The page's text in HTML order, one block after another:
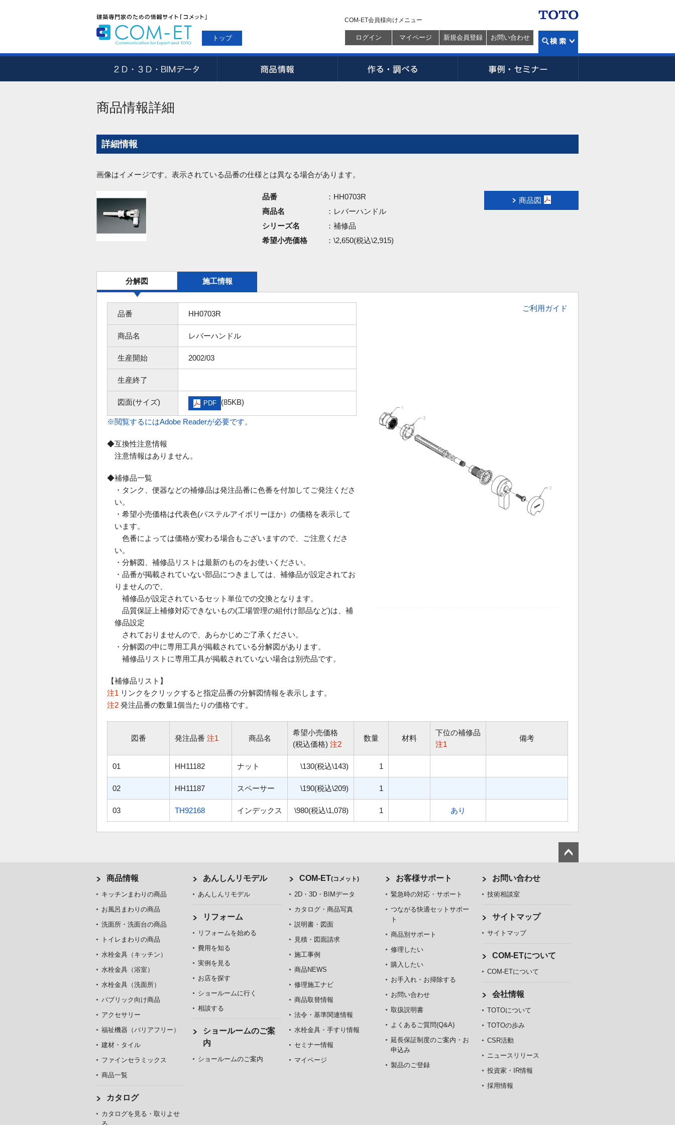
トップ
COM-ET会員様向けメニュー
ログイン マイページ 新規会員登録 お問い合わせ
商品情報詳細
詳細情報
画像はイメージです。表示されている品番の仕様とは異なる場合があります。
品番
：HH0703R
商品名
：レバーハンドル
シリーズ名
：補修品
希望小売価格
：\2,650(税込\2,915)
商品図
分解図 施工情報
品番 HH0703R
商品名 レバーハンドル
生産開始 2002/03
生産終了
図面(サイズ) PDF (85KB)
※閲覧するにはAdobe Readerが必要です。
◆互換性注意情報
注意情報はありません。
◆補修品一覧
・タンク、便器などの補修品は発注品番に色番を付加してご発注くださ
い。
・希望小売価格は代表色(パステルアイボリーほか）の価格を表示して
います。
色番によっては価格が変わる場合もございますので、ご注意くださ
い。
・分解図、補修品リストは最新のものをお使いください。
・品番が掲載されていない部品につきましては、補修品が設定されてお
りませんので、
補修品が設定されているセット単位での交換となります。
品質保証上補修対応できないもの(工場管理の組付け部品など)は、補
修品設定
されておりませんので、あらかじめご了承ください。
・分解図の中に専用工具が掲載されている分解図があります。
補修品リストに専用工具が掲載されていない場合は別売品です。
ご利用ガイド
【補修品リスト】
注1 リンクをクリックすると指定品番の分解図情報を表示します。
注2 発注品番の数量1個当たりの価格です。
図番 発注品番 注1 商品名
希望小売価格
(税込価格) 注2
数量 材料
下位の補修品
注1
備考
01 HH11182 ナット \130(税込\143) 1
02 HH11187 スペーサー \190(税込\209) 1
03 TH92168 インデックス \980(税込\1,078) 1 あり
商品情報
キッチンまわりの商品
お風呂まわりの商品
洗面所・洗面台の商品
トイレまわりの商品
水栓金具（キッチン）
水栓金具（浴室）
水栓金具（洗面所）
パブリック向け商品
アクセサリー
福祉機器（バリアフリー）
建材・タイル
ファインセラミックス
商品一覧
カタログ
カタログを見る・取りよせ
あんしんリモデル
あんしんリモデル
リフォーム
リフォームを始める
費用を知る
実例を見る
お店を探す
ショールームに行く
相談する
ショールームのご案
内
ショールームのご案内
COM-ET(コメット)
2D・3D・BIMデータ
カタログ・商品写真
説明書・図面
見積・図面請求
施工事例
商品NEWS
修理施工ナビ
商品取替情報
法令・基準関連情報
水栓金具・手すり情報
セミナー情報
マイページ
お客様サポート
緊急時の対応・サポート
つながる快適セットサポー
ト
商品別サポート
修理したい
購入したい
お手入れ・お掃除する
お問い合わせ
取扱説明書
よくあるご質問(Q&A)
延長保証制度のご案内・お
申込み
製品のご登録
お問い合わせ
技術相談室
サイトマップ
サイトマップ
COM-ETについて
COM-ETについて
会社情報
TOTOについて
TOTOの歩み
CSR活動
ニュースリリース
投資家・IR情報
採用情報